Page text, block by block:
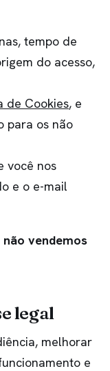
tempo de
do acesso,
de Cookies, e
para os não
você nos
e o e-mail
não vendemos
legal
melhorar
e